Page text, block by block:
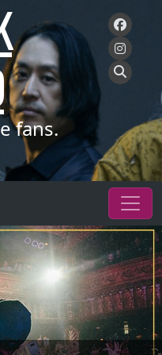
fans.